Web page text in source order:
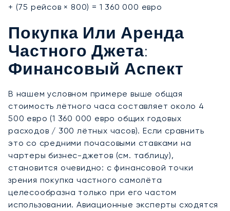
+ (75 рейсов × 800) = 1 360 000 евро
Покупка Или Аренда
Частного Джета:
Финансовый Аспект
В нашем условном примере выше общая
стоимость лётного часа составляет около 4
500 евро (1 360 000 евро общих годовых
расходов / 300 лётных часов). Если сравнить
это со средними почасовыми ставками на
чартеры бизнес-джетов (см. таблицу),
становится очевидно: с финансовой точки
зрения покупка частного самолёта
целесообразна только при его частом
использовании. Авиационные эксперты сходятся